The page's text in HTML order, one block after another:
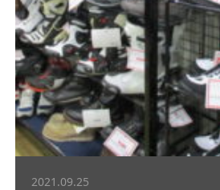
2021.09.25